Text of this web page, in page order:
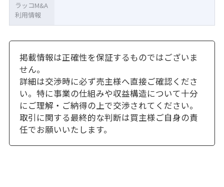
ラッコM&A
利用情報
掲載情報は正確性を保証するものではございま
せん。
詳細は交渉時に必ず売主様へ直接ご確認くださ
い。特に事業の仕組みや収益構造について十分
にご理解・ご納得の上で交渉されてください。
取引に関する最終的な判断は買主様ご自身の責
任でお願いいたします。